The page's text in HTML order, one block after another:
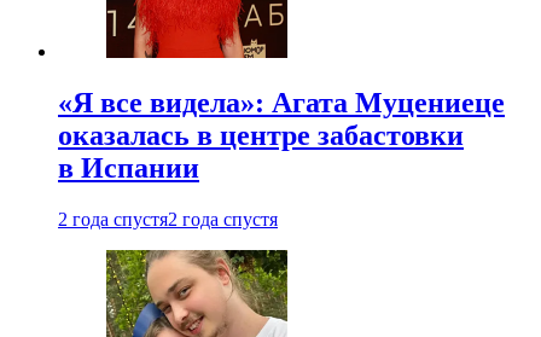
«Я все видела»: Агата Муцениеце
оказалась в центре забастовки
в Испании
2 года спустя2 года спустя